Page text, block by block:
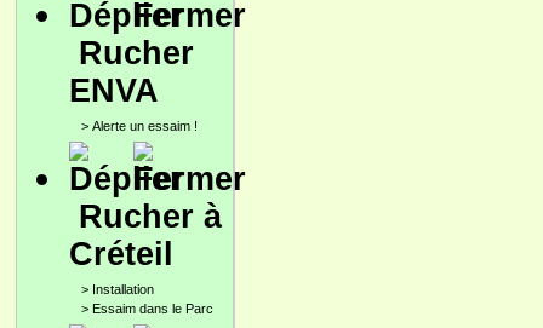
Rucher
ENVA
> Alerte un essaim !
Rucher à
Créteil
> Installation
> Essaim dans le Parc